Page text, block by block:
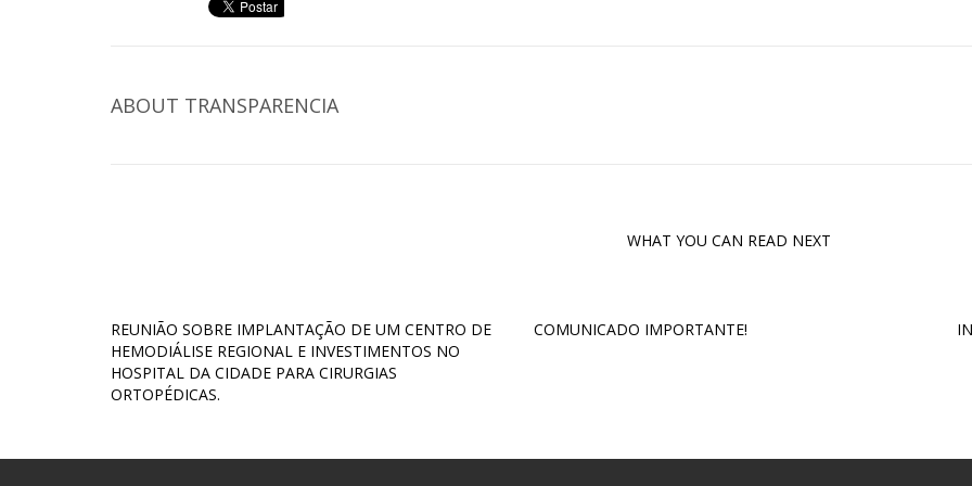
ABOUT TRANSPARENCIA
WHAT YOU CAN READ NEXT
REUNIÃO SOBRE IMPLANTAÇÃO DE UM CENTRO DE
HEMODIÁLISE REGIONAL E INVESTIMENTOS NO
HOSPITAL DA CIDADE PARA CIRURGIAS
ORTOPÉDICAS.
COMUNICADO IMPORTANTE!